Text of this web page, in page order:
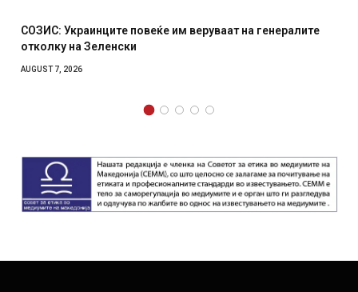
Украинците повеќе им веруваат на генералите
на Зеленски
7, 2026
Рачна